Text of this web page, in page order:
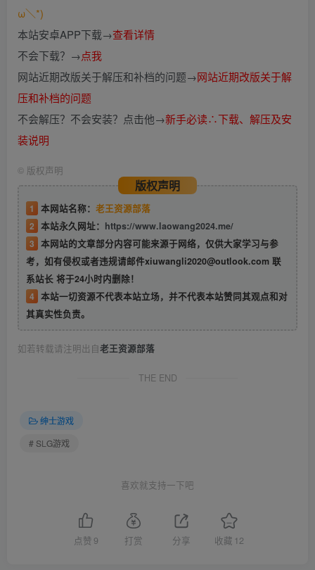
ω＼*)
本站安卓APP下载→查看详情
不会下载？→点我
网站近期改版关于解压和补档的问题→网站近期改版关于解
压和补档的问题
不会解压？不会安装？点击他→新手必读∴下载、解压及安
装说明
© 版权声明
版权声明
1 本网站名称： 老王资源部落
2 本站永久网址： https://www.laowang2024.me/
3 本网站的文章部分内容可能来源于网络，仅供大家学习与参
考，如有侵权或者违规请邮件xiuwangli2020@outlook.com 联
系站长 将于24小时内删除！
4 本站一切资源不代表本站立场，并不代表本站赞同其观点和对
其真实性负责。
如若转载请注明出自老王资源部落
THE END
绅士游戏
# SLG游戏
喜欢就支持一下吧
点赞 9 打赏 分享 收藏 12